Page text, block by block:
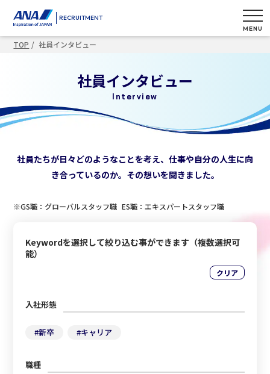
RECRUITMENT
MENU
TOP 社員インタビュー
社員インタビュー
Interview
社員たちが日々どのようなことを考え、仕事や自分の人生に向
き合っているのか。その想いを聞きました。
※GS職：グローバルスタッフ職 ES職：エキスパートスタッフ職
Keywordを選択して絞り込む事ができます（複数選択可
能）
クリア
入社形態
#新卒 #キャリア
職種